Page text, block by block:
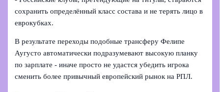
сохранить определённый класс состава и не терять лицо в
еврокубках.
В результате переходы подобные трансферу Фелипе
Аугусто автоматически подразумевают высокую планку
по зарплате - иначе просто не удастся убедить игрока
сменить более привычный европейский рынок на РПЛ.